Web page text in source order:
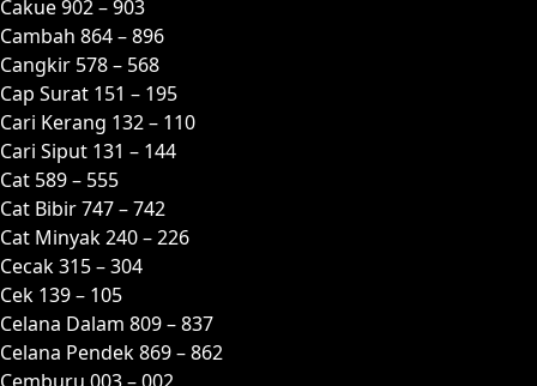
Cakue 902 – 903
Cambah 864 – 896
Cangkir 578 – 568
Cap Surat 151 – 195
Cari Kerang 132 – 110
Cari Siput 131 – 144
Cat 589 – 555
Cat Bibir 747 – 742
Cat Minyak 240 – 226
Cecak 315 – 304
Cek 139 – 105
Celana Dalam 809 – 837
Celana Pendek 869 – 862